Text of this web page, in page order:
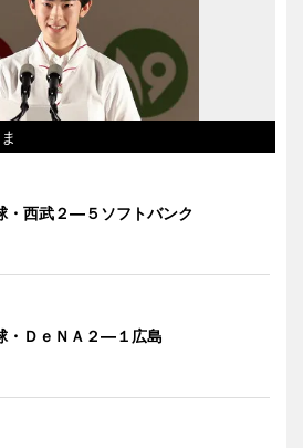
・西武２―５ソフトバンク
・ＤｅＮＡ２―１広島